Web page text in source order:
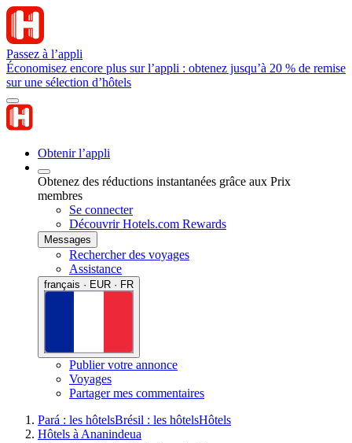
Passez à l’appli
Économisez encore plus sur l’appli : obtenez jusqu’à 20 % de remise
sur une sélection d’hôtels
Obtenir l’appli
Obtenez des réductions instantanées grâce aux Prix
membres
Se connecter
Découvrir Hotels.com Rewards
Messages
Rechercher des voyages
Assistance
français · EUR · FR
Publier votre annonce
Voyages
Partager mes commentaires
Pará : les hôtelsBrésil : les hôtelsHôtels
Hôtels à Ananindeua